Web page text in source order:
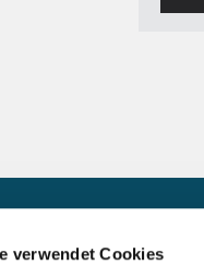
verwendet Cookies